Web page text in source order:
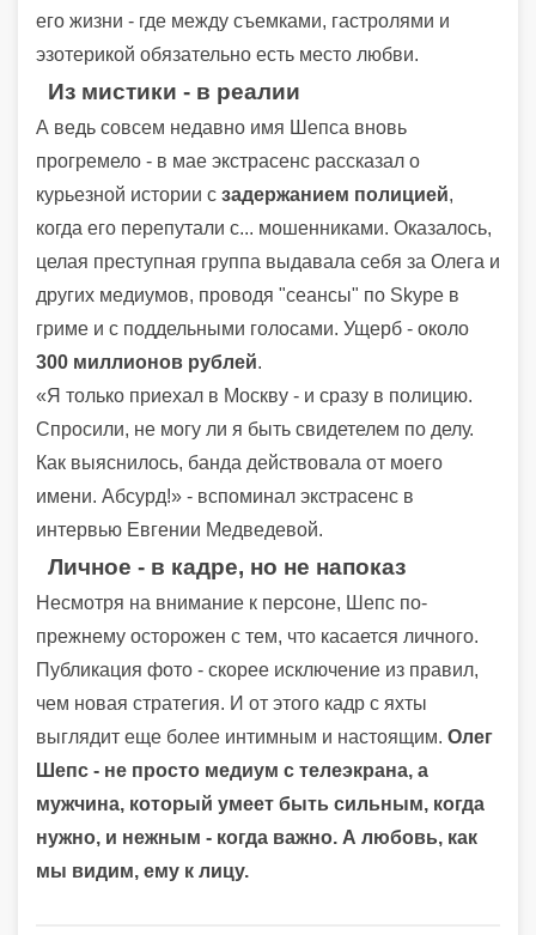
его жизни - где между съемками, гастролями и
эзотерикой обязательно есть место любви.
Из мистики - в реалии
А ведь совсем недавно имя Шепса вновь
прогремело - в мае экстрасенс рассказал о
курьезной истории с задержанием полицией,
когда его перепутали с... мошенниками. Оказалось,
целая преступная группа выдавала себя за Олега и
других медиумов, проводя "сеансы" по Skype в
гриме и с поддельными голосами. Ущерб - около
300 миллионов рублей.
«Я только приехал в Москву - и сразу в полицию.
Спросили, не могу ли я быть свидетелем по делу.
Как выяснилось, банда действовала от моего
имени. Абсурд!» - вспоминал экстрасенс в
интервью Евгении Медведевой.
Личное - в кадре, но не напоказ
Несмотря на внимание к персоне, Шепс по-
прежнему осторожен с тем, что касается личного.
Публикация фото - скорее исключение из правил,
чем новая стратегия. И от этого кадр с яхты
выглядит еще более интимным и настоящим. Олег
Шепс - не просто медиум с телеэкрана, а
мужчина, который умеет быть сильным, когда
нужно, и нежным - когда важно. А любовь, как
мы видим, ему к лицу.